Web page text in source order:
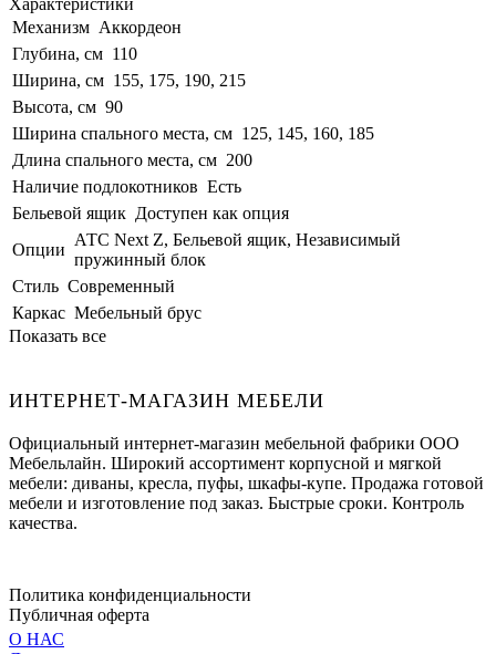
Механизм Аккордеон
Глубина, см 110
Ширина, см 155, 175, 190, 215
Высота, см 90
Ширина спального места, см 125, 145, 160, 185
Длина спального места, см 200
Наличие подлокотников Есть
Бельевой ящик Доступен как опция
Опции
АТС Next Z, Бельевой ящик, Независимый
пружинный блок
Стиль Современный
Каркас Мебельный брус
Показать все
ИНТЕРНЕТ-МАГАЗИН МЕБЕЛИ
Официальный интернет-магазин мебельной фабрики ООО
Мебельлайн. Широкий ассортимент корпусной и мягкой
мебели: диваны, кресла, пуфы, шкафы-купе. Продажа готовой
мебели и изготовление под заказ. Быстрые сроки. Контроль
качества.
Политика конфиденциальности
Публичная оферта
О НАС